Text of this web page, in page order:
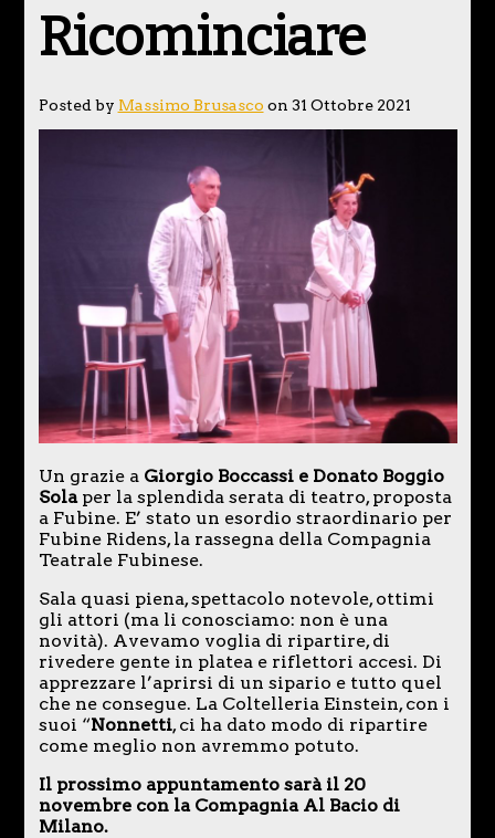
Ricominciare
Posted by Massimo Brusasco on 31 Ottobre 2021
Un grazie a Giorgio Boccassi e Donato Boggio
Sola per la splendida serata di teatro, proposta
a Fubine. E’ stato un esordio straordinario per
Fubine Ridens, la rassegna della Compagnia
Teatrale Fubinese.
Sala quasi piena, spettacolo notevole, ottimi
gli attori (ma li conosciamo: non è una
novità). Avevamo voglia di ripartire, di
rivedere gente in platea e riflettori accesi. Di
apprezzare l’aprirsi di un sipario e tutto quel
che ne consegue. La Coltelleria Einstein, con i
suoi “Nonnetti, ci ha dato modo di ripartire
come meglio non avremmo potuto.
Il prossimo appuntamento sarà il 20
novembre con la Compagnia Al Bacio di
Milano.